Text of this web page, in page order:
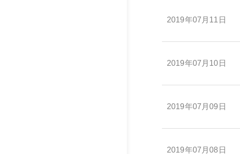
2019年07月11日
2019年07月10日
2019年07月09日
2019年07月08日